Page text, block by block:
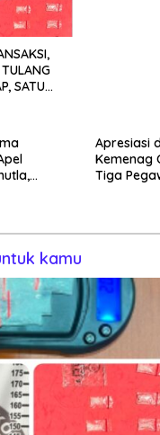
SATU
Apresiasi
Kemenag
Tiga
kamu